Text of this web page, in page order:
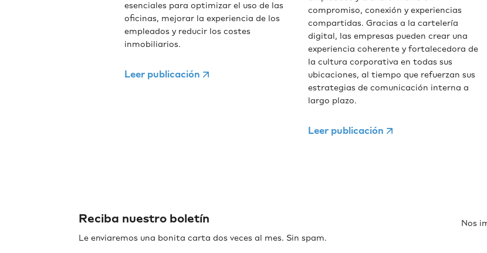
esenciales para optimizar el uso de las
oficinas, mejorar la experiencia de los
empleados y reducir los costes
inmobiliarios.
Leer publicación
compromiso, conexión y experiencias
compartidas. Gracias a la cartelería
digital, las empresas pueden crear una
experiencia coherente y fortalecedora de
la cultura corporativa en todas sus
ubicaciones, al tiempo que refuerzan sus
estrategias de comunicación interna a
largo plazo.
Leer publicación
Reciba nuestro boletín
Le enviaremos una bonita carta dos veces al mes. Sin spam.
Nos